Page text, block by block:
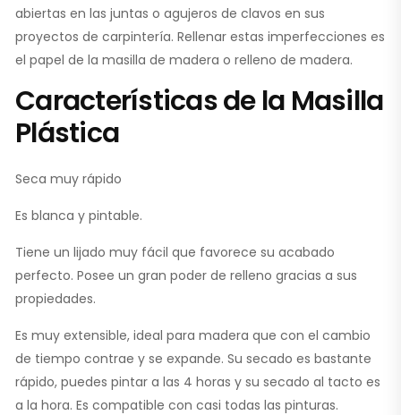
abiertas en las juntas o agujeros de clavos en sus
proyectos de carpintería. Rellenar estas imperfecciones es
el papel de la masilla de madera o relleno de madera.
Características de la Masilla
Plástica
Seca muy rápido
Es blanca y pintable.
Tiene un lijado muy fácil que favorece su acabado
perfecto. Posee un gran poder de relleno gracias a sus
propiedades.
Es muy extensible, ideal para madera que con el cambio
de tiempo contrae y se expande. Su secado es bastante
rápido, puedes pintar a las 4 horas y su secado al tacto es
a la hora. Es compatible con casi todas las pinturas.